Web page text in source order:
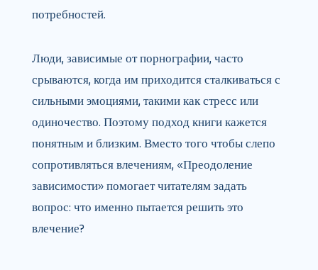
потребностей.
Люди, зависимые от порнографии, часто
срываются, когда им приходится сталкиваться с
сильными эмоциями, такими как стресс или
одиночество. Поэтому подход книги кажется
понятным и близким. Вместо того чтобы слепо
сопротивляться влечениям, «Преодоление
зависимости» помогает читателям задать
вопрос: что именно пытается решить это
влечение?